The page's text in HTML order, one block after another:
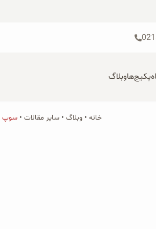
پکیج‌هاوبلاگ
محصولات ارگانیک
خانه • وبلاگ • سایر مقالات • سوپ